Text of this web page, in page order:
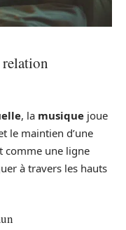
relation
, la musique joue
le maintien d’une
comme une ligne
à travers les hauts